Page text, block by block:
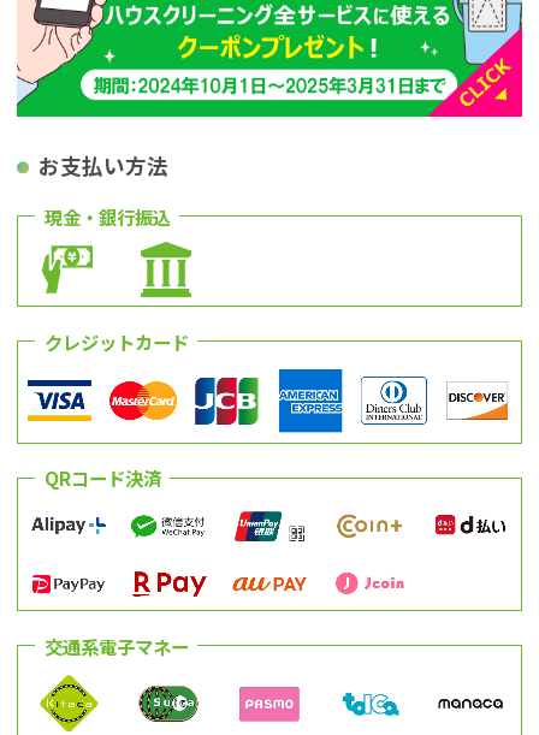
お支払い方法
現金・銀行振込
クレジットカード
QRコード決済
交通系電子マネー